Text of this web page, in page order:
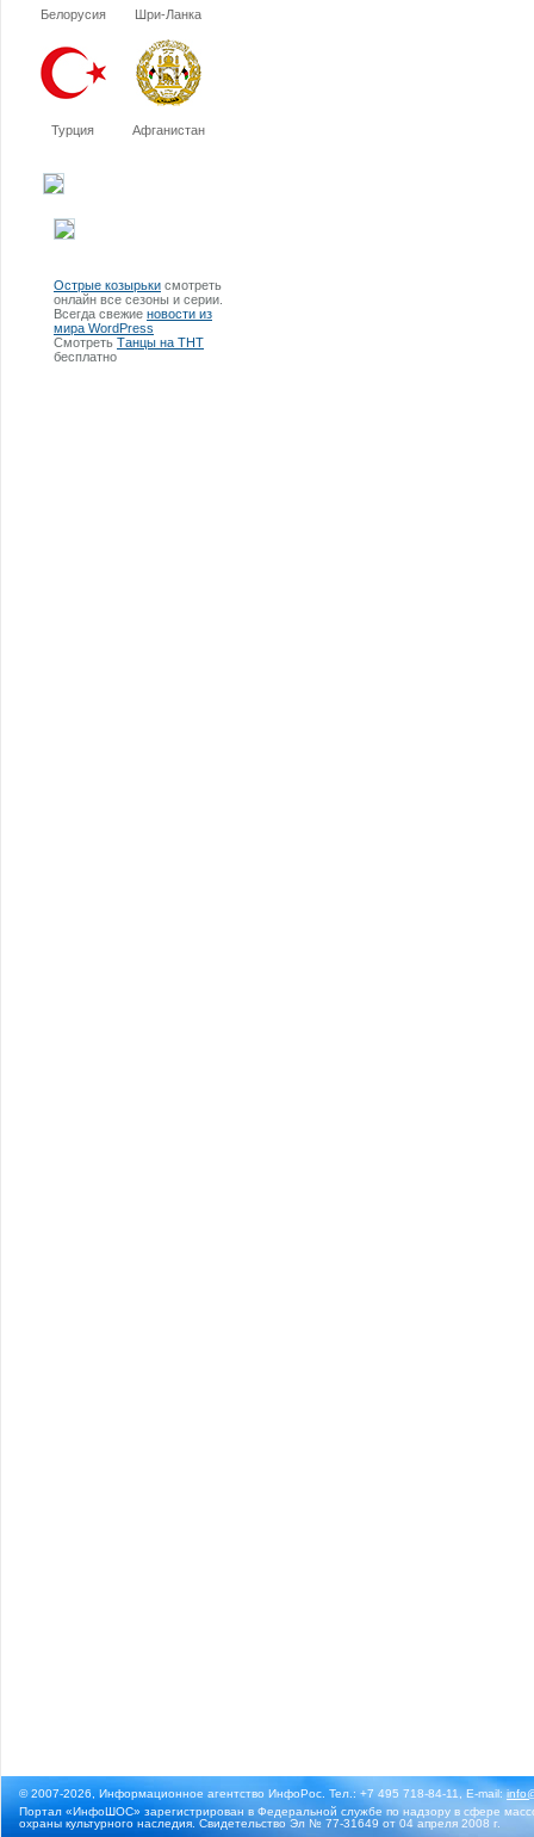
Белорусия Шри-Ланка
Турция Афганистан
Острые козырьки смотреть
онлайн все сезоны и серии.
Всегда свежие новости из
мира WordPress
Смотреть Танцы на ТНТ
бесплатно
© 2007-2026, Информационное агентство ИнфоРос. Тел.: +7 495 718-84-11, E-mail:
Портал «ИнфоШОС» зарегистрирован в Федеральной службе по надзору в сфере
охраны культурного наследия. Свидетельство Эл № 77-31649 от 04 апреля 2008 г.